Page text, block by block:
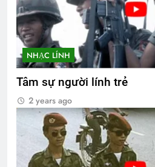
NHẠC LÍNH
Tâm sự người lính trẻ
2 years ago